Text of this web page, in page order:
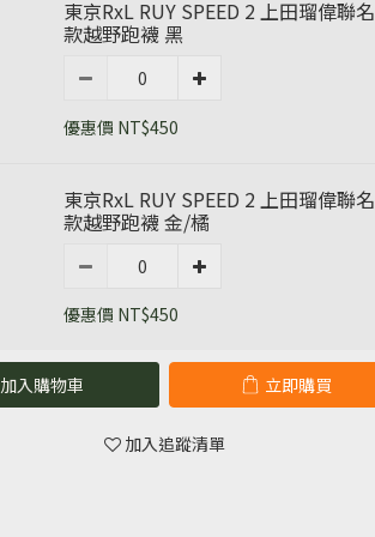
東京RxL RUY SPEED 2 上田瑠偉聯名
款越野跑襪 黑
優惠價 NT$450
東京RxL RUY SPEED 2 上田瑠偉聯名
款越野跑襪 金/橘
優惠價 NT$450
加入購物車 立即購買
加入追蹤清單